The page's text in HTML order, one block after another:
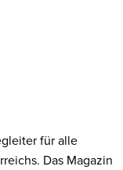
für alle
Das Magazin